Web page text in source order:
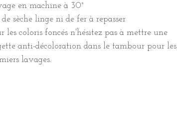
en machine à 30°
de sèche linge ni de fer à repasser
les coloris foncés n'hésitez pas à mettre une
anti-décoloration dans le tambour pour les
lavages.